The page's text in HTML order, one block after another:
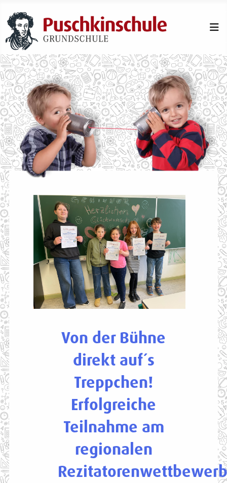
Von der Bühne
direkt auf´s
Treppchen!
Erfolgreiche
Teilnahme am
regionalen
Rezitatorenwettbewerb